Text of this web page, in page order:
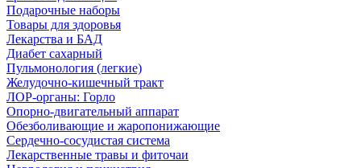
Подарочные наборы
Товары для здоровья
Лекарства и БАД
Диабет сахарный
Пульмонология (легкие)
Желудочно-кишечный тракт
ЛОР-органы: Горло
Опорно-двигательный аппарат
Обезболивающие и жаропонижающие
Сердечно-сосудистая система
Лекарственные травы и фиточаи